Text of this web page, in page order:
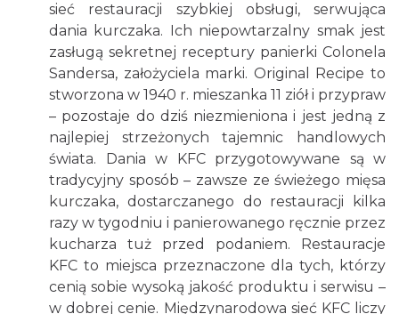
sieć restauracji szybkiej obsługi, serwująca
dania kurczaka. Ich niepowtarzalny smak jest
zasługą sekretnej receptury panierki Colonela
Sandersa, założyciela marki. Original Recipe to
stworzona w 1940 r. mieszanka 11 ziół i przypraw
– pozostaje do dziś niezmieniona i jest jedną z
najlepiej strzeżonych tajemnic handlowych
świata. Dania w KFC przygotowywane są w
tradycyjny sposób – zawsze ze świeżego mięsa
kurczaka, dostarczanego do restauracji kilka
razy w tygodniu i panierowanego ręcznie przez
kucharza tuż przed podaniem. Restauracje
KFC to miejsca przeznaczone dla tych, którzy
cenią sobie wysoką jakość produktu i serwisu –
w dobrej cenie. Międzynarodowa sieć KFC liczy